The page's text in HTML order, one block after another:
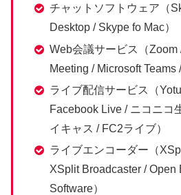
チャットソフトウェア（
Desktop / Skype fo Mac）
Web会議サービス（Zoom
Meeting / Microsoft Teams
ライブ配信サービス（
Facebook Live / ニコニコ
イキャス / FC2ライブ）
ライブエンコーダー（
XSplit Broadcaster / Open
Software）